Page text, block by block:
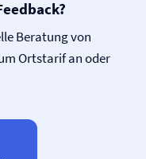
Beratung von
Ortstarif an oder